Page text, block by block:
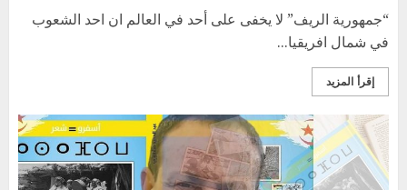
“جمهورية الريف” لا يخفى على أحد في العالم ان احد الشعوب
في شمال افريقيا...
إقرأ المزيد